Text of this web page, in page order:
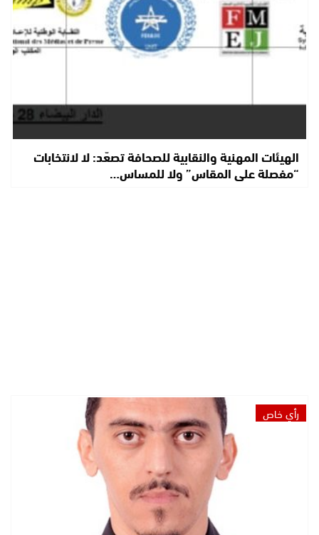
الهيئات المهنية والنقابية للصحافة تصعّد: لا لانتخابات
“مفصلة على المقاس” ولا للمساس…
رأي خاص